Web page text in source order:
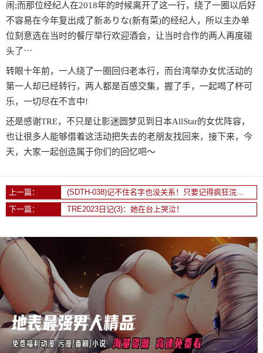
闹;而那位经纪人在2018年的时候离开了这一行，绕了一圈以后好
不容易在今年复出成了新ありな(新有菜)的经纪人，所以主办单
位刻意选在当时的餐厅举行欢迎酒会，让当时合作的两人再度碰
头了⋯
转眼十年前，一人绕了一圈回归老本行，而台湾举办女优活动的
第一人却已经转行，两人都是百感交集，握了手，一起喝了杯可
乐，一切尽在不言中!
还是感谢TRE，不只是让影迷圆梦见到日本AllStar的女优阵容，
也让很多人能够借着这活动把失去的老朋友找回来，接下来，今
天，大家一起创造属于你们的回忆吧～
上一篇：
(SDTH-038)记不住名字也没关系！只要记得疯狂浣肠加三穴的她是最近口味最重的新人！
下一篇：
TRE2023日记(3)：她在台上哭泣！